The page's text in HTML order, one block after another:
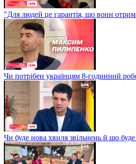
"Для людей це гарантія, що вони
Чи потрібен українцям 8-годинний
Чи буде нова хвиля звільнень й що